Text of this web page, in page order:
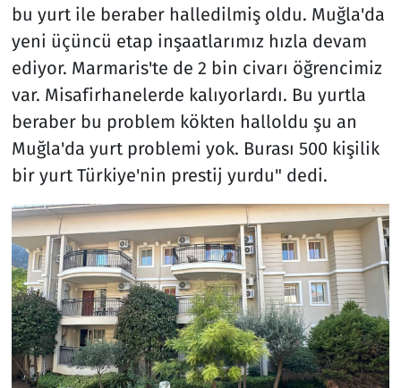
bu yurt ile beraber halledilmiş oldu. Muğla'da
yeni üçüncü etap inşaatlarımız hızla devam
ediyor. Marmaris'te de 2 bin civarı öğrencimiz
var. Misafirhanelerde kalıyorlardı. Bu yurtla
beraber bu problem kökten halloldu şu an
Muğla'da yurt problemi yok. Burası 500 kişilik
bir yurt Türkiye'nin prestij yurdu" dedi.